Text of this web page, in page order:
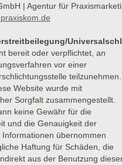
| Agentur für
bereit oder verpflichtet, an
vor einer
teilzunehmen.
Website wurde mit
Sorgfalt zusammengestellt.
keine Gewähr für die
und die Genauigkeit der
übernommen
Haftung für Schäden, die
aus der Benutzung